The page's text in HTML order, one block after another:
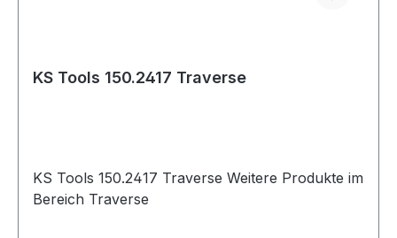
KS Tools 150.2417 Traverse
KS Tools 150.2417 Traverse Weitere Produkte im
Bereich Traverse